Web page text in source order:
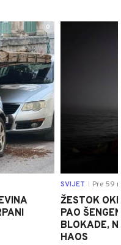
0
SVIJET Pre 59
ŽESTOK
PAO
BLOKADE,
HAOS